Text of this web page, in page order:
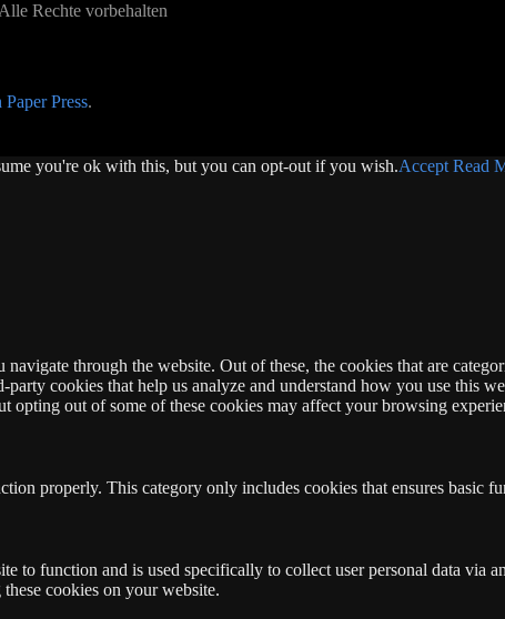
Rechte vorbehalten
Paper Press.
you're ok with this, but you can opt-out if you wish.Accept Read
through the website. Out of these, the cookies that are
cookies that help us analyze and understand how you use this
opting out of some of these cookies may affect your browsing
properly. This category only includes cookies that ensures basic
to function and is used specifically to collect user personal data via
cookies on your website.